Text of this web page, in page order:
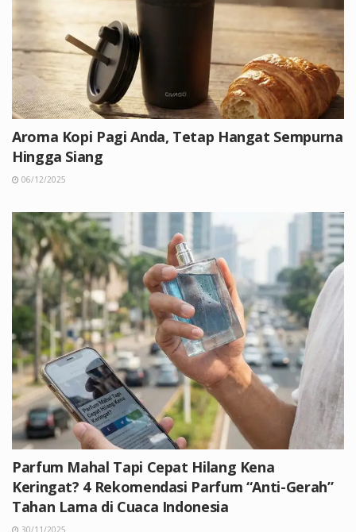
Aroma Kopi Pagi Anda, Tetap Hangat Sempurna
Hingga Siang
06/12/2025
Parfum Mahal Tapi Cepat Hilang Kena
Keringat? 4 Rekomendasi Parfum “Anti-Gerah”
Tahan Lama di Cuaca Indonesia
30/11/2025